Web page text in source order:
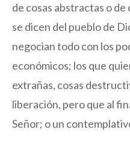
de cosas abstractas o
se dicen del pueblo de
negocian todo con los
económicos; los que
extrañas, cosas
liberación, pero que al
Señor; o un